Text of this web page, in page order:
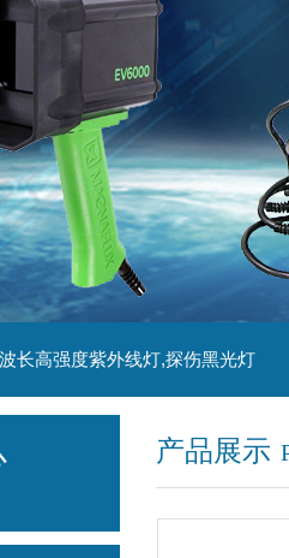
长高强度紫外线灯,探伤黑光灯
产品展示